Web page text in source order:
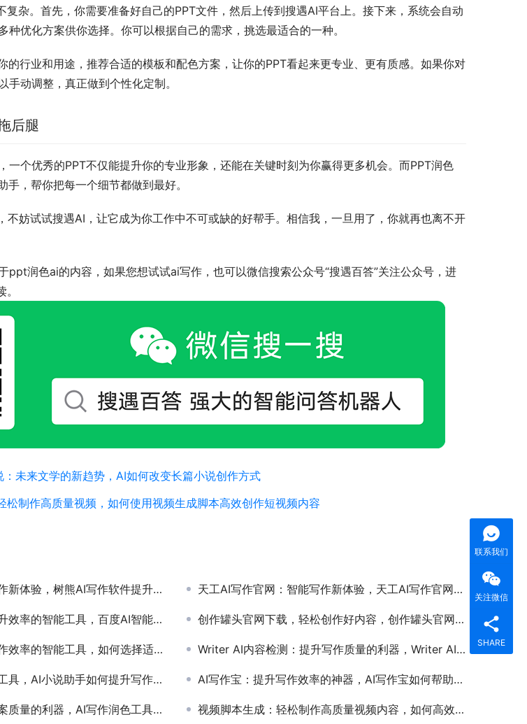
复杂。首先，你需要准备好自己的PPT文件，然后上传到搜遇AI平台上。接下来，系统会自动
种优化方案供你选择。你可以根据自己的需求，挑选最适合的一种。
的行业和用途，推荐合适的模板和配色方案，让你的PPT看起来更专业、更有质感。如果你对
手动调整，真正做到个性化定制。
后腿
一个优秀的PPT不仅能提升你的专业形象，还能在关键时刻为你赢得更多机会。而PPT润色
手，帮你把每一个细节都做到最好。
不妨试试搜遇AI，让它成为你工作中不可或缺的好帮手。相信我，一旦用了，你就再也离不开
ppt润色ai的内容，如果您想试试ai写作，也可以微信搜索公众号“搜遇百答”关注公众号，进
：未来文学的新趋势，AI如何改变长篇小说创作方式
松制作高质量视频，如何使用视频生成脚本高效创作短视频内容
验，树熊AI写作软件提升写作效率 天工AI写作官网：智能写作新体验，天工AI写作官网功能与使用教程详解
工具，百度AI智能写作如何提升内容创作效率 创作罐头官网下载，轻松创作好内容，创作罐头官网下载安装教程与使用指南
工具，如何选择适合自己的电脑AI助手软件 Writer AI内容检测：提升写作质量的利器，Writer AI内容检测工具如何帮助优化文章质量
，AI小说助手如何提升写作效率 AI写作宝：提升写作效率的神器，AI写作宝如何帮助用户高效创作内容
器，AI写作润色工具如何优化文章内容 视频脚本生成：轻松制作高质量视频内容，如何高效生成专业视频脚本的实用指南
联系我们
关注微信
SHARE